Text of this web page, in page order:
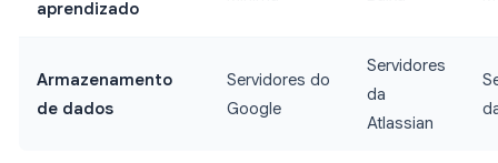
aprendizado
Armazenamento
de dados
Servidores do
Google
Servidores
da
Atlassian